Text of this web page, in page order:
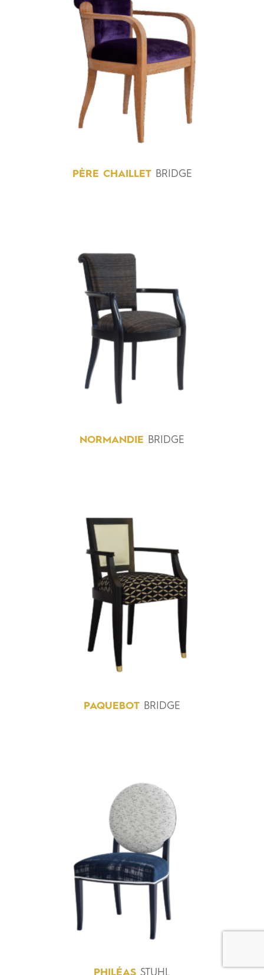
PÈRE CHAILLETBRIDGE
NORMANDIE BRIDGE
PAQUEBOT BRIDGE
PHILÉAS STUHL